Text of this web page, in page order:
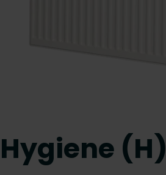
Hygiene (H)